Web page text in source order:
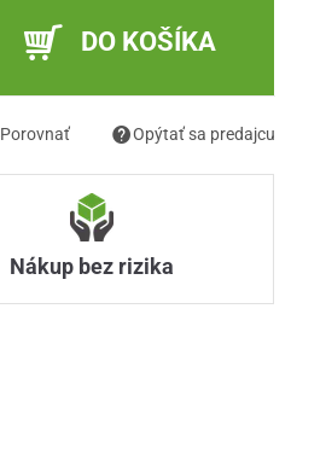
DO KOŠÍKA
Porovnať Opýtať sa predajcu
Nákup bez rizika